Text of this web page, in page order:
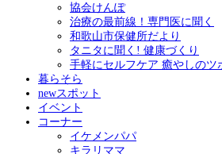
協会けんぽ
治療の最前線！専門医に聞く
和歌山市保健所だより
タニタに聞く! 健康づくり
手軽にセルフケア 癒やしのツ
暮らそら
newスポット
イベント
コーナー
イケメンパパ
キラリママ